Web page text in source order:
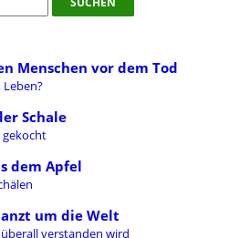
Menschen vor dem Tod
Schale
gekocht
dem Apfel
um die Welt
verstanden wird